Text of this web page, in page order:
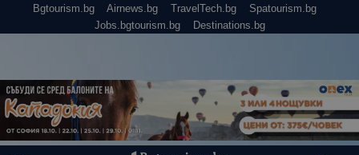
Bgtourism.bg Airnews.bg TravelTech.bg
Spatourism.bg
Jobs.bgtourism.bg
Destinations.bg